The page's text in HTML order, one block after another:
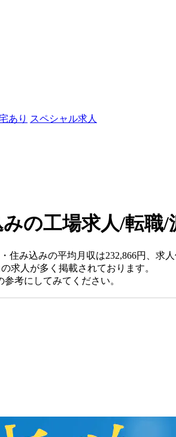
あり スペシャル求人
の工場求人/転職/
み込みの平均月収は232,866円、求
求人が多く掲載されております。
考にしてみてください。